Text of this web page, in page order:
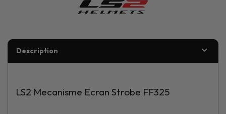
Description
LS2 Mecanisme Ecran Strobe FF325